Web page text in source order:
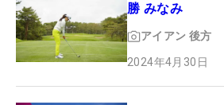
勝 みなみ
アイアン 後方
2024年4月30日